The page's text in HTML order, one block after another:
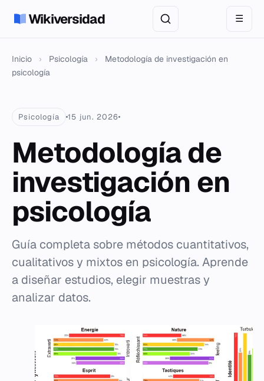
Wikiversidad ☰
Inicio › Psicología ›
Metodología de investigación en
psicología
Psicología 15 jun. 2026
Metodología de
investigación en
psicología
Guía completa sobre métodos cuantitativos,
cualitativos y mixtos en psicología. Aprende
a diseñar estudios, elegir muestras y
analizar datos.